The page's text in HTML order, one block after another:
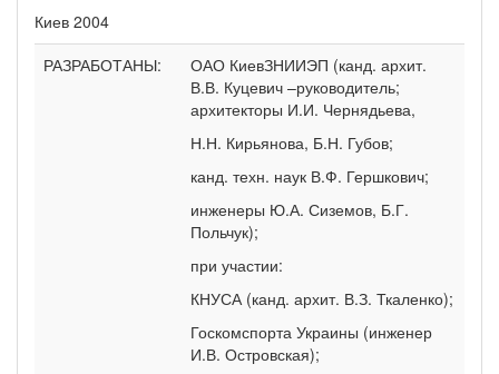
Киев 2004
РАЗРАБОТАНЫ:
ОАО КиевЗНИИЭП (канд. архит.
В.В. Куцевич –руководитель;
архитекторы И.И. Чернядьева,
Н.Н. Кирьянова, Б.Н. Губов;
канд. техн. наук В.Ф. Гершкович;
инженеры Ю.А. Сиземов, Б.Г.
Польчук);
при участии:
КНУСА (канд. архит. В.З. Ткаленко);
Госкомспорта Украины (инженер
И.В. Островская);